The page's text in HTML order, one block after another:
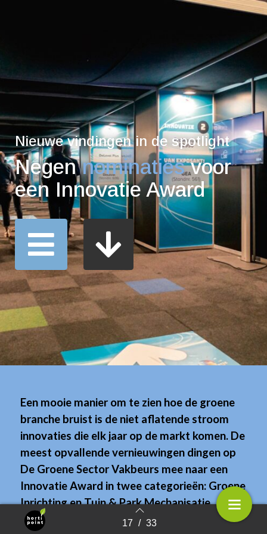
Terug naar overzicht 17 / 33
Nieuwe vindingen in de spotlight
Negennominatiesvoor
een Innovatie Award
Een mooie manier om te zien hoe de groene
branche bruist is de niet aflatende stroom
innovaties die elk jaar op de markt komen. De
meest opvallende vernieuwingen dingen op
De Groene Sector Vakbeurs mee naar een
Innovatie Award in twee categorieën: Groene
Inrichting en Tuin & Park Mechanisatie.
Bezoekers aan De Groene Sector Vakbeurs